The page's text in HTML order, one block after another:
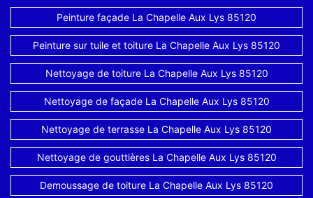
Peinture façade La Chapelle Aux Lys 85120
Peinture sur tuile et toiture La Chapelle Aux Lys 85120
Nettoyage de toiture La Chapelle Aux Lys 85120
Nettoyage de façade La Chapelle Aux Lys 85120
Nettoyage de terrasse La Chapelle Aux Lys 85120
Nettoyage de gouttières La Chapelle Aux Lys 85120
Demoussage de toiture La Chapelle Aux Lys 85120